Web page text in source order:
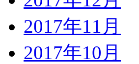
2017年11月
2017年10月